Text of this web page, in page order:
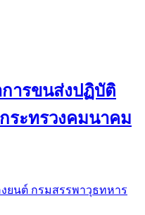
ารขนส่งปฏิบัติ
ระทรวงคมนาคม